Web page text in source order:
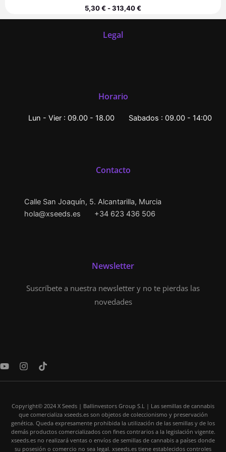
5,30€-313,40€
Legal
Horario
Lun - Vier : 09.00 - 18.00 Sabados : 09.00 - 14:00
Contacto
Calle San Joaquín, 5. Alcantarilla, Murcia
hola@xseeds.es
+34 623 436 506
Newsletter
Suscríbete a nuestra newsletter y no te pierdas las
novedades
Y
u
I
s
g
r
a
m
T
k
o
k
Copyright© 2024 X Seeds | Ballinvestors Group S.L | Las semillas de cannabis
que comercializa xseeds.es son objetos de coleccionismo y preservación
genética. Queda expresamente prohibida la utilización de las semillas y de los
demás productos comercializados con fines contrarios a la legislación vigente.
xseeds.es no realizará ventas o envíos de semillas de cannabis a países donde
su posesión o comercio no sea legal. xseeds.es tiene establecidos controles